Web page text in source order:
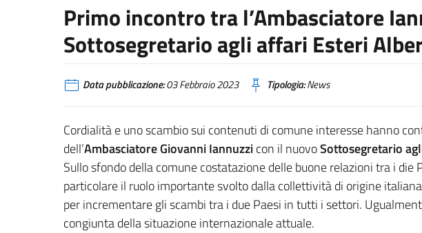
Primo incontro tra l’Ambasciatore
Sottosegretario agli affari Esteri
Data pubblicazione:03 Febbraio 2023 Tipologia:News
Cordialità e uno scambio sui contenuti di comune interesse hanno
dell’Ambasciatore Giovanni Iannuzzicon il nuovoSottosegretario
Sullo sfondo della comune costatazione delle buone relazioni tra i
particolare il ruolo importante svolto dalla collettività di origine
per incrementare gli scambi tra i due Paesi in tutti i settori.
congiunta della situazione internazionale attuale.